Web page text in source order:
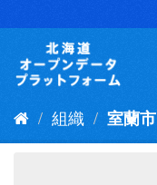
キ
組織 室蘭市